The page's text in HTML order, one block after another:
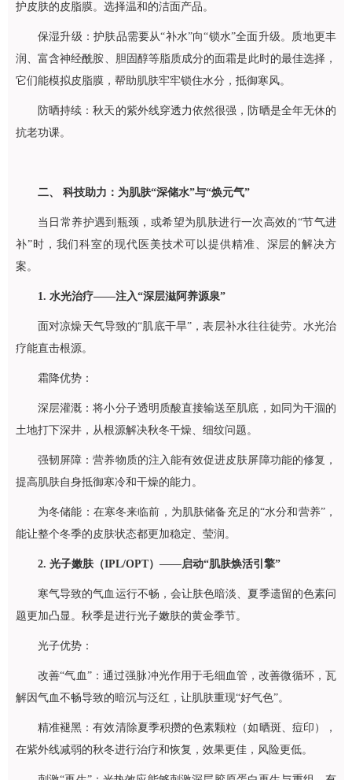
护皮肤的皮脂膜。选择温和的洁面产品。
保湿升级：护肤品需要从“补水”向“锁水”全面升级。质地更丰
润、富含神经酰胺、胆固醇等脂质成分的面霜是此时的最佳选择，
它们能模拟皮脂膜，帮助肌肤牢牢锁住水分，抵御寒风。
防晒持续：秋天的紫外线穿透力依然很强，防晒是全年无休的
抗老功课。
二、 科技助力：为肌肤“深储水”与“焕元气”
当日常养护遇到瓶颈，或希望为肌肤进行一次高效的“节气进
补”时，我们科室的现代医美技术可以提供精准、深层的解决方
案。
1. 水光治疗——注入“深层滋阿养源泉”
面对凉燥天气导致的“肌底干旱”，表层补水往往徒劳。水光治
疗能直击根源。
霜降优势：
深层灌溉：将小分子透明质酸直接输送至肌底，如同为干涸的
土地打下深井，从根源解决秋冬干燥、细纹问题。
强韧屏障：营养物质的注入能有效促进皮肤屏障功能的修复，
提高肌肤自身抵御寒冷和干燥的能力。
为冬储能：在寒冬来临前，为肌肤储备充足的“水分和营养”，
能让整个冬季的皮肤状态都更加稳定、莹润。
2. 光子嫩肤（IPL/OPT）——启动“肌肤焕活引擎”
寒气导致的气血运行不畅，会让肤色暗淡、夏季遗留的色素问
题更加凸显。秋季是进行光子嫩肤的黄金季节。
光子优势：
改善“气血”：通过强脉冲光作用于毛细血管，改善微循环，瓦
解因气血不畅导致的暗沉与泛红，让肌肤重现“好气色”。
精准褪黑：有效清除夏季积攒的色素颗粒（如晒斑、痘印），
在紫外线减弱的秋冬进行治疗和恢复，效果更佳，风险更低。